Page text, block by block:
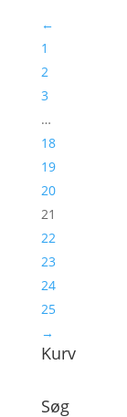
←
1
2
3
…
18
19
20
21
22
23
24
25
→
Kurv
Søg